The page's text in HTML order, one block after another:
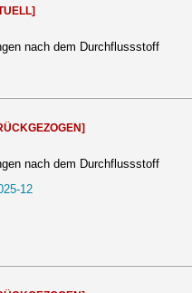
nach dem Durchflussstoff
nach dem Durchflussstoff
12